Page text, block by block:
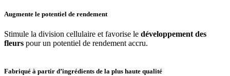
Augmente le potentiel de rendement
Stimule la division cellulaire et favorise le développement des
fleurs pour un potentiel de rendement accru.
Fabriqué à partir d’ingrédients de la plus haute qualité